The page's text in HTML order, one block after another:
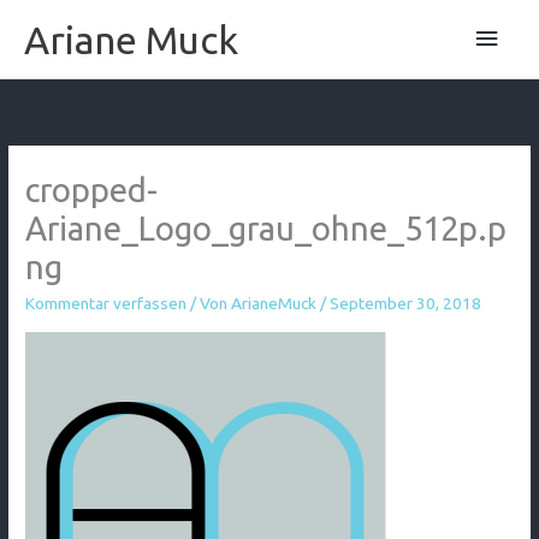
InhaltAriane Muck
cropped-
Ariane_Logo_grau_ohne_512p.p
ng
Kommentar verfassen / VonArianeMuck /September 30, 2018